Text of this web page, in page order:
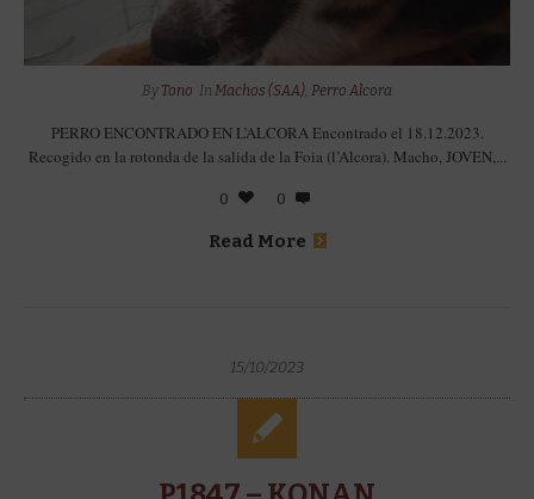
By Tono In Machos (SAA) Perro Alcora
PERRO ENCONTRADO EN L’ALCORA Encontrado el 18.12.2023.
Recogido en la rotonda de la salida de la Foia (l’Alcora). Macho, JOVEN,...
0 0
Read More
15/10/2023